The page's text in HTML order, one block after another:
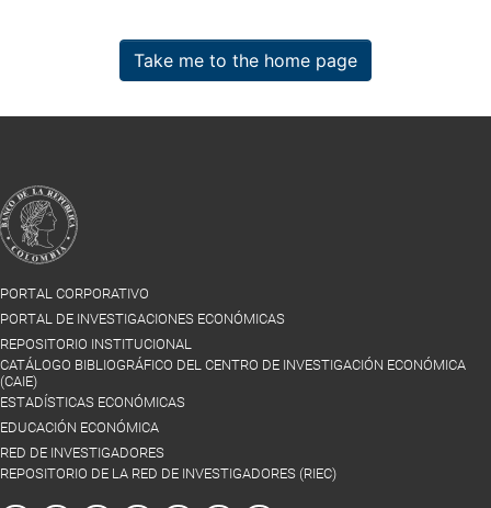
Take me to the home page
PORTAL CORPORATIVO
PORTAL DE INVESTIGACIONES ECONÓMICAS
REPOSITORIO INSTITUCIONAL
CATÁLOGO BIBLIOGRÁFICO DEL CENTRO DE INVESTIGACIÓN ECONÓMICA
(CAIE)
ESTADÍSTICAS ECONÓMICAS
EDUCACIÓN ECONÓMICA
RED DE INVESTIGADORES
REPOSITORIO DE LA RED DE INVESTIGADORES (RIEC)